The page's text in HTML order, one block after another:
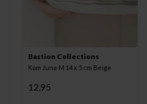
Bastion Collections
Kom June M 14 x 5 cm Beige
12,95